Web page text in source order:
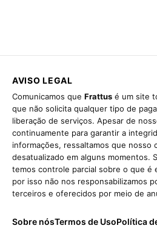
AVISO LEGAL
Comunicamos que Frattus é um site
que não solicita qualquer tipo de
liberação de serviços. Apesar de
continuamente para garantir a
informações, ressaltamos que nosso
desatualizado em alguns momentos.
temos controle parcial sobre o que é
por isso não nos responsabilizamos
terceiros e oferecidos por meio de
Sobre nósTermos de UsoPolítica